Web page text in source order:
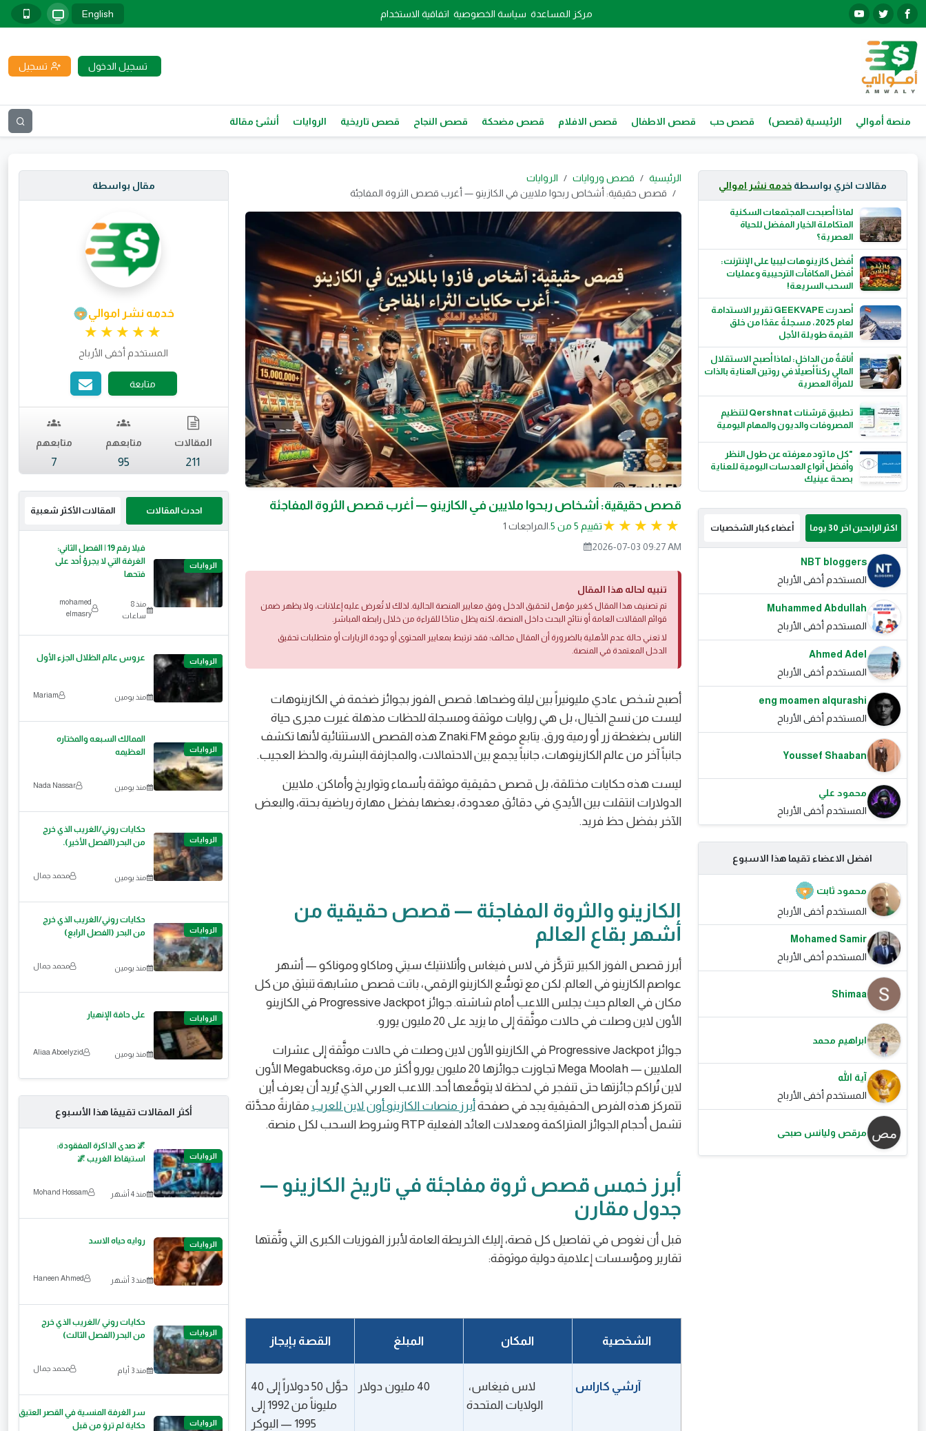
مركز المساعدة سياسة الخصوصية اتفاقية الاستخدام English
تسجيل الدخول تسجيل
منصة أموالي الرئيسية (قصص) قصص حب قصص الاطفال قصص الافلام قصص مضحكة قصص النجاح قصص تاريخية الروايات أنشئ مقالة
مقالات اخري بواسطةخدمه نشر اموالي
لماذا أصبحت المجتمعات السكنية
المتكاملة الخيار المفضل للحياة
العصرية؟
أفضل كازينوهات ليبيا على الإنترنت:
أفضل المكافآت الترحيبية وعمليات
السحب السريعة!
أصدرت GEEKVAPE تقرير الاستدامة
لعام 2025، مسجلةً عقدًا من خلق
القيمة طويلة الأجل
أناقةٌ من الداخل: لماذا أصبح الاستقلال
المالي ركناً أصيلاً في روتين العناية بالذات
للمرأة العصرية
تطبيق قرشنات Qershnat لتنظيم
المصروفات والديون والمهام اليومية
"كل ما تود معرفته عن طول النظر
وأفضل أنواع العدسات اليومية للعناية
بصحة عينيك
اكثر الرابحين اخر 30 يوما أعضاء كبار الشخصيات
NBT bloggers
المستخدم أخفى الأرباح
Muhammed Abdullah
المستخدم أخفى الأرباح
Ahmed Adel
المستخدم أخفى الأرباح
eng moamen alqurashi
المستخدم أخفى الأرباح
Youssef Shaaban
محمود علي
المستخدم أخفى الأرباح
افضل الاعضاء تقيما هذا الاسبوع
محمود ثابت
المستخدم أخفى الأرباح
Mohamed Samir
المستخدم أخفى الأرباح
Shimaa
ابراهيم محمد
آية الله
المستخدم أخفى الأرباح
مرقص وليانس صبحى
الرئيسية قصص وروايات
الروايات
قصص حقيقية: أشخاص ربحوا ملايين في الكازينو — أغرب قصص الثروة المفاجئة
قصص حقيقية: أشخاص ربحوا ملايين في الكازينو — أغرب قصص الثروة المفاجئة
تقييم 5 من 5.
1 المراجعات
2026-07-03 09:27 AM
تنبيه لحاله هذا المقال
تم تصنيف هذا المقال كغير مؤهل لتحقيق الدخل وفق معايير المنصة الحالية. لذلك لا تُعرض عليه إعلانات، ولا يظهر ضمن
قوائم المقالات العامة أو نتائج البحث داخل المنصة، لكنه يظل متاحًا للقراءة من خلال رابطه المباشر.
لا تعني حالة عدم الأهلية بالضرورة أن المقال مخالف؛ فقد ترتبط بمعايير المحتوى أو جودة الزيارات أو متطلبات تحقيق
الدخل المعتمدة في المنصة.
أصبح شخص عادي مليونيراً بين ليلة وضحاها. قصص الفوز بجوائز ضخمة في الكازينوهات
ليست من نسج الخيال، بل هي روايات موثقة ومسجلة للحظات مذهلة غيرت مجرى حياة
الناس بضغطة زر أو رمية ورق. يتابع موقع Znaki.FM هذه القصص الاستثنائية لأنها تكشف
جانباً آخر من عالم الكازينوهات، جانباً يجمع بين الاحتمالات، والمجازفة البشرية، والحظ العجيب.
ليست هذه حكايات مختلقة، بل قصص حقيقية موثقة بأسماء وتواريخ وأماكن. ملايين
الدولارات انتقلت بين الأيدي في دقائق معدودة، بعضها بفضل مهارة رياضية بحتة، والبعض
الآخر بفضل حظ فريد.
الكازينو والثروة المفاجئة — قصص حقيقية من
أشهر بقاع العالم
أبرز قصص الفوز الكبير تتركَّز في لاس فيغاس وأتلانتيك سيتي وماكاو وموناكو — أشهر
عواصم الكازينو في العالم. لكن مع توسُّع الكازينو الرقمي، باتت قصص مشابهة تنبثق من كل
مكان في العالم حيث يجلس اللاعب أمام شاشته. جوائز Progressive Jackpot في الكازينو
الأون لاين وصلت في حالات موثَّقة إلى ما يزيد على 20 مليون يورو.
جوائز Progressive Jackpot في الكازينو الأون لاين وصلت في حالات موثَّقة إلى عشرات
الملايين — Mega Moolah تجاوزت جوائزها 20 مليون يورو أكثر من مرة، وMegabucks الأون
لاين تُراكم جائزتها حتى تنفجر في لحظة لا يتوقَّعها أحد. اللاعب العربي الذي يُريد أن يعرف أين
تتمركز هذه الفرص الحقيقية يجد في صفحة أبرز منصات الكازينو أون لاين للعرب مقارنةً محدَّثة
تشمل أحجام الجوائز المتراكمة ومعدلات العائد الفعلية RTP وشروط السحب لكل منصة.
أبرز خمس قصص ثروة مفاجئة في تاريخ الكازينو —
جدول مقارن
قبل أن نغوص في تفاصيل كل قصة، إليك الخريطة العامة لأبرز الفوزيات الكبرى التي وثَّقتها
تقارير ومؤسسات إعلامية دولية موثوقة:
الشخصية المكان المبلغ القصة بإيجاز
آرشي كاراس
الولايات المتحدة
40 مليون دولار
مقال بواسطة
خدمه نشر اموالي
تقييم 4.95 من 5.
المستخدم أخفى الأرباح
متابعة
المقالات
211
متابعهم
95
متابعهم
7
احدث المقالات المقالات الأكثر شعبية
الروايات
فيلا رقم 19 | الفصل الثاني:
الغرفة التي لا يجرؤ أحد على
فتحها
منذ 8
ساعات
mohamed
elmasry
الروايات عروس عالم الظلال الجزء الأول
منذ يومين Mariam
الروايات
الممالك السبعه والمختاره
العظيمه
منذ يومين Nada Nassar
الروايات
حكايات روني/الغريب الذي خرج
من البحر(الفصل الأخير).
منذ يومين محمد جمال
الروايات
حكايات روني/الغريب الذي خرج
من البحر (الفصل الرابع)
منذ يومين محمد جمال
الروايات على حافة الإنهيار
منذ يومين Aliaa Aboelyzid
أكثر المقالات تقييمًا هذا الأسبوع
الروايات
🌌 صدى الذاكرة المفقودة:
استيقاظ الغريب 🌌
منذ 4 أشهر Mohand Hossam
الروايات روايه حياه الاسد
منذ 3 أشهر Haneen Ahmed
الروايات
حكايات روني /الغريب الذي خرج
من البحر(الفصل الثالث)
منذ 3 أيام محمد جمال
الروايات
سر الغرفة المنسية في القصر العتيق:
حكاية لم تروَ من قبل